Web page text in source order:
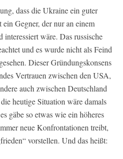
dass die Ukraine ein guter
Gegner, der nur an einem
wäre. Das russische
und es wurde nicht als Feind
Dieser Gründungskonsens
Vertrauen zwischen den USA,
auch zwischen Deutschland
heutige Situation wäre damals
gäbe so etwas wie ein höheres
neue Konfrontationen treibt,
vorstellen. Und das heißt: